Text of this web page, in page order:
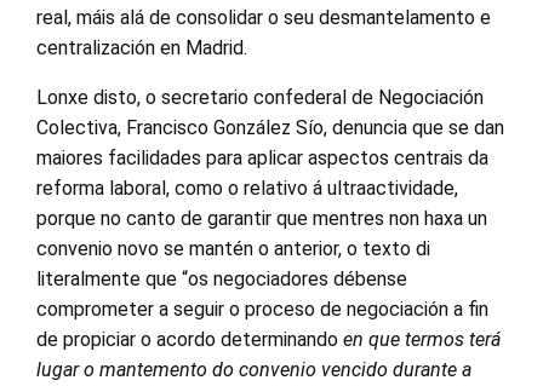
real, máis alá de consolidar o seu desmantelamento e
centralización en Madrid.
Lonxe disto, o secretario confederal de Negociación
Colectiva, Francisco González Sío, denuncia que se dan
maiores facilidades para aplicar aspectos centrais da
reforma laboral, como o relativo á ultraactividade,
porque no canto de garantir que mentres non haxa un
convenio novo se mantén o anterior, o texto di
literalmente que “os negociadores débense
comprometer a seguir o proceso de negociación a fin
de propiciar o acordo determinando en que termos terá
lugar o mantemento do convenio vencido durante a